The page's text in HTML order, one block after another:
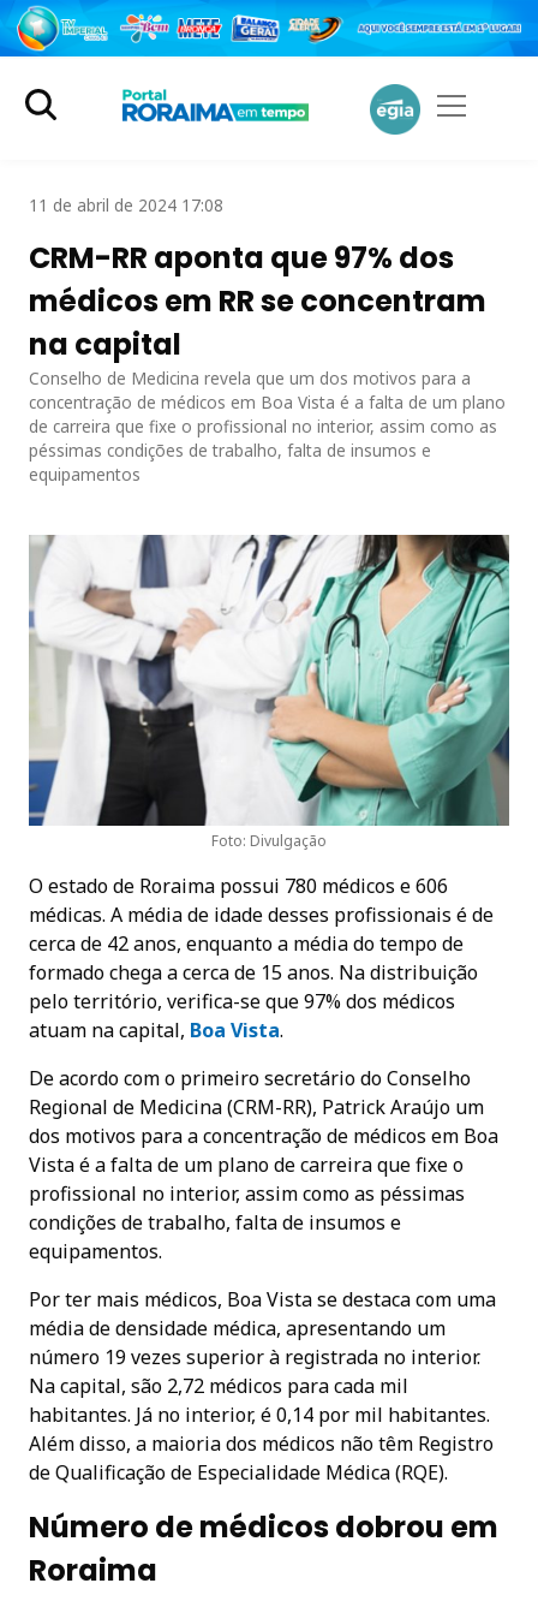
11 de abril de 2024 17:08
CRM-RR aponta que 97% dos
médicos em RR se concentram
na capital
Conselho de Medicina revela que um dos motivos para a
concentração de médicos em Boa Vista é a falta de um plano
de carreira que fixe o profissional no interior, assim como as
péssimas condições de trabalho, falta de insumos e
equipamentos
Foto: Divulgação
O estado de Roraima possui 780 médicos e 606
médicas. A média de idade desses profissionais é de
cerca de 42 anos, enquanto a média do tempo de
formado chega a cerca de 15 anos. Na distribuição
pelo território, verifica-se que 97% dos médicos
atuam na capital, Boa Vista.
De acordo com o primeiro secretário do Conselho
Regional de Medicina (CRM-RR), Patrick Araújo um
dos motivos para a concentração de médicos em Boa
Vista é a falta de um plano de carreira que fixe o
profissional no interior, assim como as péssimas
condições de trabalho, falta de insumos e
equipamentos.
Por ter mais médicos, Boa Vista se destaca com uma
média de densidade médica, apresentando um
número 19 vezes superior à registrada no interior.
Na capital, são 2,72 médicos para cada mil
habitantes. Já no interior, é 0,14 por mil habitantes.
Além disso, a maioria dos médicos não têm Registro
de Qualificação de Especialidade Médica (RQE).
Número de médicos dobrou em
Roraima